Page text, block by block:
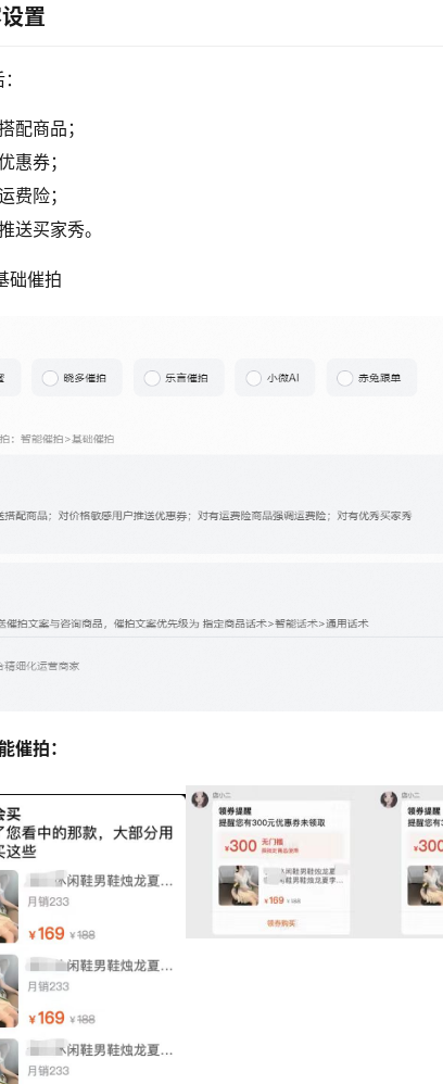
置
配商品；
惠券；
费险；
送买家秀。
础催拍
拍：